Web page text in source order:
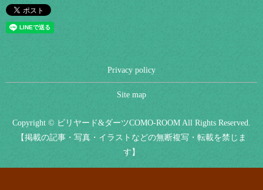
Privacy policy
Site map
Copyright © ビリヤード&ダーツCOMO-ROOM All Rights Reserved.
【掲載の記事・写真・イラストなどの無断複写・転載を禁じま
す】